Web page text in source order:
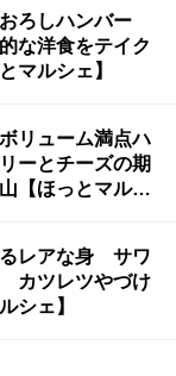
ろしハンバー
な洋食をテイク
マルシェ】
リューム満点ハ
ーとチーズの期
【ほっとマルシ
レアな身 サワ
カツレツやづけ
シェ】